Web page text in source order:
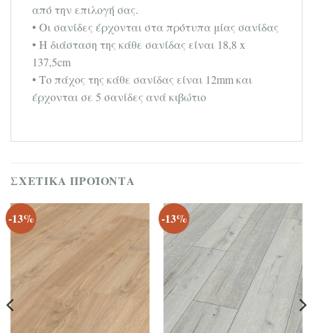
από την επιλογή σας.
• Οι σανίδες έρχονται στα πρότυπα μίας σανίδας
• Η διάσταση της κάθε σανίδας είναι 18,8 x
137,5cm
• Το πάχος της κάθε σανίδας είναι 12mm και
έρχονται σε 5 σανίδες ανά κιβώτιο
ΣΧΕΤΙΚΆ ΠΡΟΪΌΝΤΑ
-13% -13%